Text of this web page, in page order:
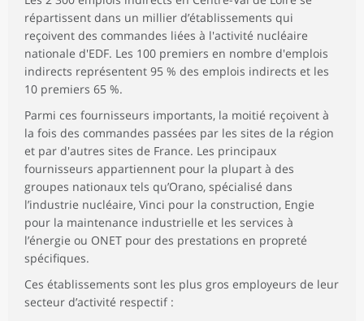
répartissent dans un millier d’établissements qui
reçoivent des commandes liées à l'activité nucléaire
nationale d'EDF. Les 100 premiers en nombre d'emplois
indirects représentent 95 % des emplois indirects et les
10 premiers 65 %.
Parmi ces fournisseurs importants, la moitié reçoivent à
la fois des commandes passées par les sites de la région
et par d'autres sites de France. Les principaux
fournisseurs appartiennent pour la plupart à des
groupes nationaux tels qu’Orano, spécialisé dans
l’industrie nucléaire, Vinci pour la construction, Engie
pour la maintenance industrielle et les services à
l’énergie ou ONET pour des prestations en propreté
spécifiques.
Ces établissements sont les plus gros employeurs de leur
secteur d’activité respectif :